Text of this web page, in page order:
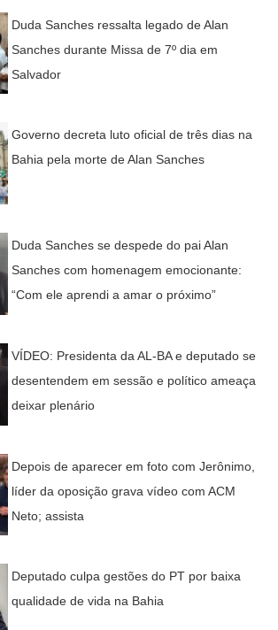
Duda Sanches ressalta legado de Alan
Sanches durante Missa de 7º dia em
Salvador
Governo decreta luto oficial de três dias na
Bahia pela morte de Alan Sanches
Duda Sanches se despede do pai Alan
Sanches com homenagem emocionante:
“Com ele aprendi a amar o próximo”
VÍDEO: Presidenta da AL-BA e deputado se
desentendem em sessão e político ameaça
deixar plenário
Depois de aparecer em foto com Jerônimo,
líder da oposição grava vídeo com ACM
Neto; assista
Deputado culpa gestões do PT por baixa
qualidade de vida na Bahia